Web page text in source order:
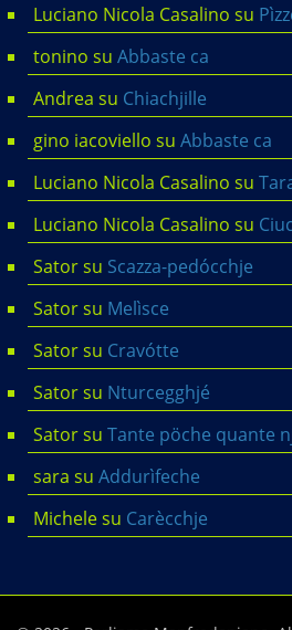
Luciano Nicola Casalino su
tonino su Abbaste ca
Andrea su Chiachjille
gino iacoviello su Abbaste ca
Luciano Nicola Casalino su
Luciano Nicola Casalino su
Satorsu Scazza-pedócchje
Satorsu Melìsce
Satorsu Cravótte
Satorsu Nturcegghjé
Satorsu Tante pöche quante
sara su Addurìfeche
Michelesu Carècchje